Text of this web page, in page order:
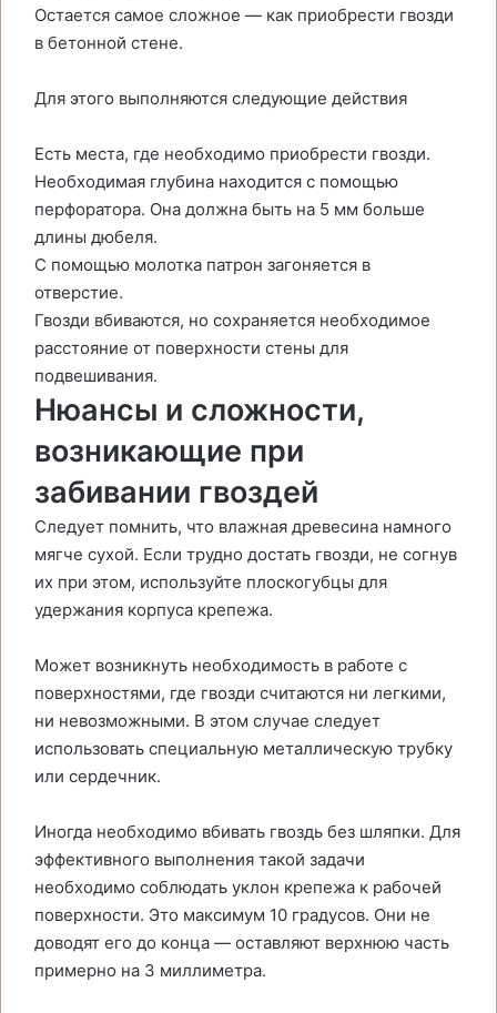
Остается самое сложное — как приобрести гвозди
в бетонной стене.
Для этого выполняются следующие действия
Есть места, где необходимо приобрести гвозди.
Необходимая глубина находится с помощью
перфоратора. Она должна быть на 5 мм больше
длины дюбеля.
С помощью молотка патрон загоняется в
отверстие.
Гвозди вбиваются, но сохраняется необходимое
расстояние от поверхности стены для
подвешивания.
Нюансы и сложности,
возникающие при
забивании гвоздей
Следует помнить, что влажная древесина намного
мягче сухой. Если трудно достать гвозди, не согнув
их при этом, используйте плоскогубцы для
удержания корпуса крепежа.
Может возникнуть необходимость в работе с
поверхностями, где гвозди считаются ни легкими,
ни невозможными. В этом случае следует
использовать специальную металлическую трубку
или сердечник.
Иногда необходимо вбивать гвоздь без шляпки. Для
эффективного выполнения такой задачи
необходимо соблюдать уклон крепежа к рабочей
поверхности. Это максимум 10 градусов. Они не
доводят его до конца — оставляют верхнюю часть
примерно на 3 миллиметра.